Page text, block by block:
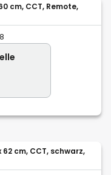
cm, CCT, Remote,
62 cm, CCT, schwarz,